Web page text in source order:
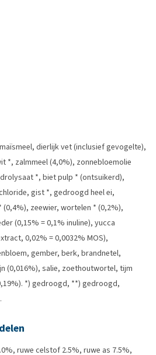
dierlijk vet (inclusief gevogelte),
*, zalmmeel (4,0%), zonnebloemolie
*, biet pulp * (ontsuikerd),
gist *, gedroogd heel ei,
zeewier, wortelen * (0,2%),
(0,15% = 0,1% inuline), yucca
0,02% = 0,0032% MOS),
gember, berk, brandnetel,
(0,016%), salie, zoethoutwortel, tijm
*) gedroogd, **) gedroogd,
ruwe celstof 2.5%, ruwe as 7.5%,